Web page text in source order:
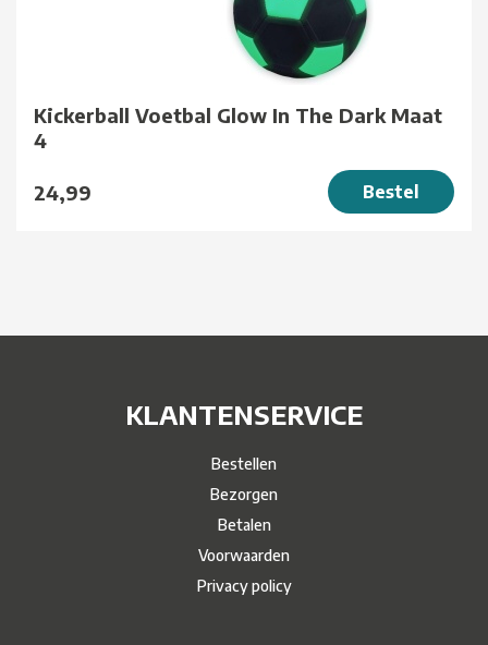
Kickerball Voetbal Glow In The Dark Maat
4
24,99 Bestel
KLANTENSERVICE
Bestellen
Bezorgen
Betalen
Voorwaarden
Privacy policy